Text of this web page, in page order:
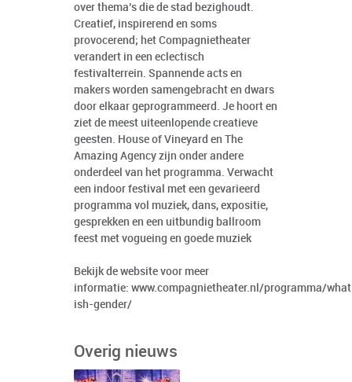
over thema’s die de stad bezighoudt.
Creatief, inspirerend en soms
provocerend; het Compagnietheater
verandert in een eclectisch
festivalterrein. Spannende acts en
makers worden samengebracht en dwars
door elkaar geprogrammeerd. Je hoort en
ziet de meest uiteenlopende creatieve
geesten. House of Vineyard en The
Amazing Agency zijn onder andere
onderdeel van het programma. Verwacht
een indoor festival met een gevarieerd
programma vol muziek, dans, expositie,
gesprekken en een uitbundig ballroom
feest met vogueing en goede muziek
Bekijk de website voor meer
informatie: www.compagnietheater.nl/programma/
ish-gender/
Overig nieuws